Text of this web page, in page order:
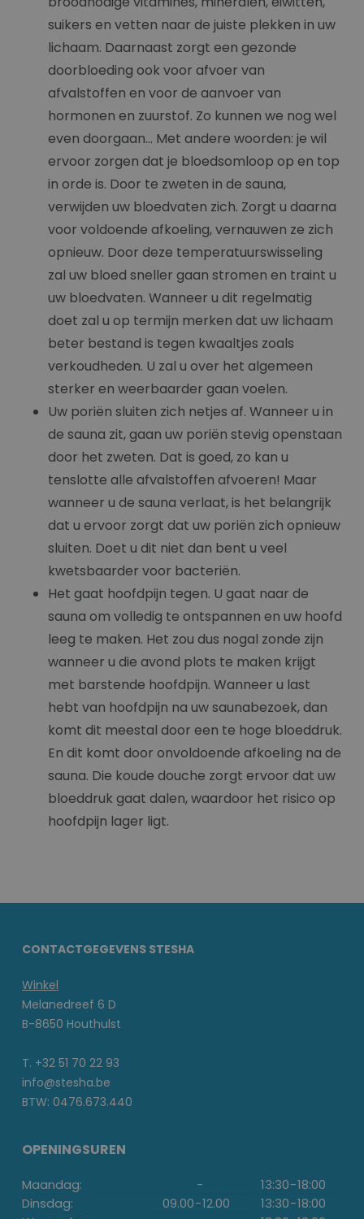
suikers en vetten naar de juiste plekken in uw
lichaam. Daarnaast zorgt een gezonde
doorbloeding ook voor afvoer van
afvalstoffen en voor de aanvoer van
hormonen en zuurstof. Zo kunnen we nog wel
even doorgaan... Met andere woorden: je wil
ervoor zorgen dat je bloedsomloop op en top
in orde is. Door te zweten in de sauna,
verwijden uw bloedvaten zich. Zorgt u daarna
voor voldoende afkoeling, vernauwen ze zich
opnieuw. Door deze temperatuurswisseling
zal uw bloed sneller gaan stromen en traint u
uw bloedvaten. Wanneer u dit regelmatig
doet zal u op termijn merken dat uw lichaam
beter bestand is tegen kwaaltjes zoals
verkoudheden. U zal u over het algemeen
sterker en weerbaarder gaan voelen.
Uw poriën sluiten zich netjes af. Wanneer u in
de sauna zit, gaan uw poriën stevig openstaan
door het zweten. Dat is goed, zo kan u
tenslotte alle afvalstoffen afvoeren! Maar
wanneer u de sauna verlaat, is het belangrijk
dat u ervoor zorgt dat uw poriën zich opnieuw
sluiten. Doet u dit niet dan bent u veel
kwetsbaarder voor bacteriën.
Het gaat hoofdpijn tegen. U gaat naar de
sauna om volledig te ontspannen en uw hoofd
leeg te maken. Het zou dus nogal zonde zijn
wanneer u die avond plots te maken krijgt
met barstende hoofdpijn. Wanneer u last
hebt van hoofdpijn na uw saunabezoek, dan
komt dit meestal door een te hoge bloeddruk.
En dit komt door onvoldoende afkoeling na de
sauna. Die koude douche zorgt ervoor dat uw
bloeddruk gaat dalen, waardoor het risico op
hoofdpijn lager ligt.
CONTACTGEGEVENS STESHA
Winkel
Melanedreef 6 D
B-8650 Houthulst
T. +32 51 70 22 93
info@stesha.be
BTW: 0476.673.440
OPENINGSUREN
Maandag: - 13:30-18:00
Dinsdag:
09.00-12.00 13:30-18:00